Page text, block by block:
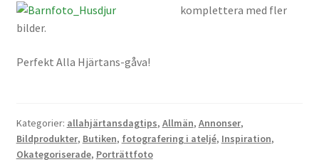
komplettera med fler
bilder.
Perfekt Alla Hjärtans-gåva!
Kategorier: allahjärtansdagtips, Allmän, Annonser,
Bildprodukter, Butiken, fotografering i ateljé, Inspiration,
Okategoriserade, Porträttfoto